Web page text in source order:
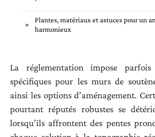
Plantes, matériaux et astuces pour un
harmonieux
La réglementation impose parfois
spécifiques pour les murs de
ainsi les options d’aménagement.
pourtant réputés robustes se
lorsqu’ils affrontent des pentes